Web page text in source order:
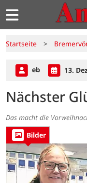
Startseite >
eb 13.
Nächster
Das macht die
Bilder